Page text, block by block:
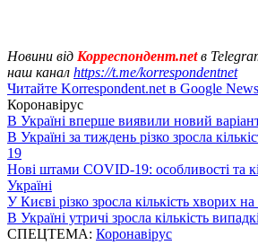
Новини від Корреспондент.netв
наш канал https://t.me/korrespondentnet
Читайте Korrespondent.net в Google News
Коронавірус
В Україні вперше виявили новий
В Україні за тиждень різко зросла
19
Нові штами COVID-19: особливості та
Україні
У Києві різко зросла кількість хворих
В Україні утричі зросла кількість
СПЕЦТЕМА: Коронавірус